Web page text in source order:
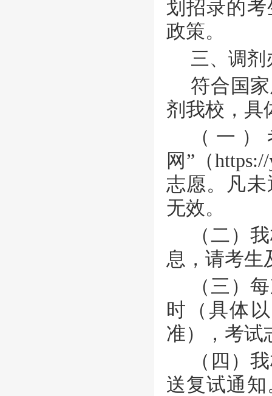
划招录的
政策。
三、调剂
符合国
剂我校，具
（一
网”（https
志愿。凡
无效。
（二）
息，请考生
（三）
时（具体
准），考试
（四）
送复试通